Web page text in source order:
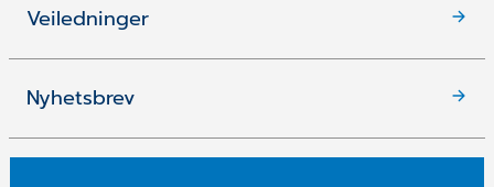
Veiledninger
Nyhetsbrev